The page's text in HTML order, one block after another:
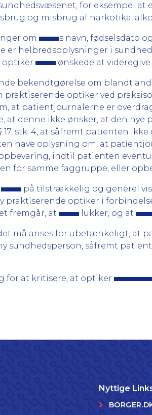
for eksempel
og misbrug af narkotika,
om
s navn, fødselsdato
helbredsoplysninger i
optiker ønskede at
bekendtgørelse om blandt
praktiserende optiker ved
at patientjournalerne er
denne ikke ønsker, at den nye
stk. 4, at såfremt patienten
have oplysning om, at
indtil patienten
for samme faggruppe, eller
på tilstrækkelig og generel
optiker i
fremgår, at lukker, og at
må anses for ubetænkeligt, at
sundhedsperson, såfremt
at kritisere, at optiker
Nyttige